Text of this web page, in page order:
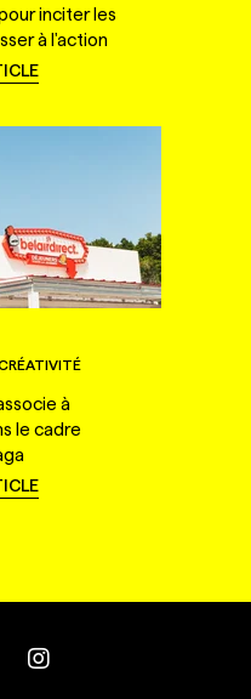
inciter les
à l'action
à
le cadre